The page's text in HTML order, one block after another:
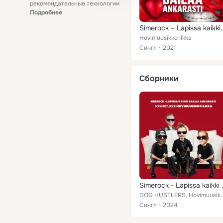
рекомендательные технологии
Подробнее
Simerock –
Hovimuusikko Ilkka
Сингл
2021
Сборники
Simerock
DOG
Сингл
2024